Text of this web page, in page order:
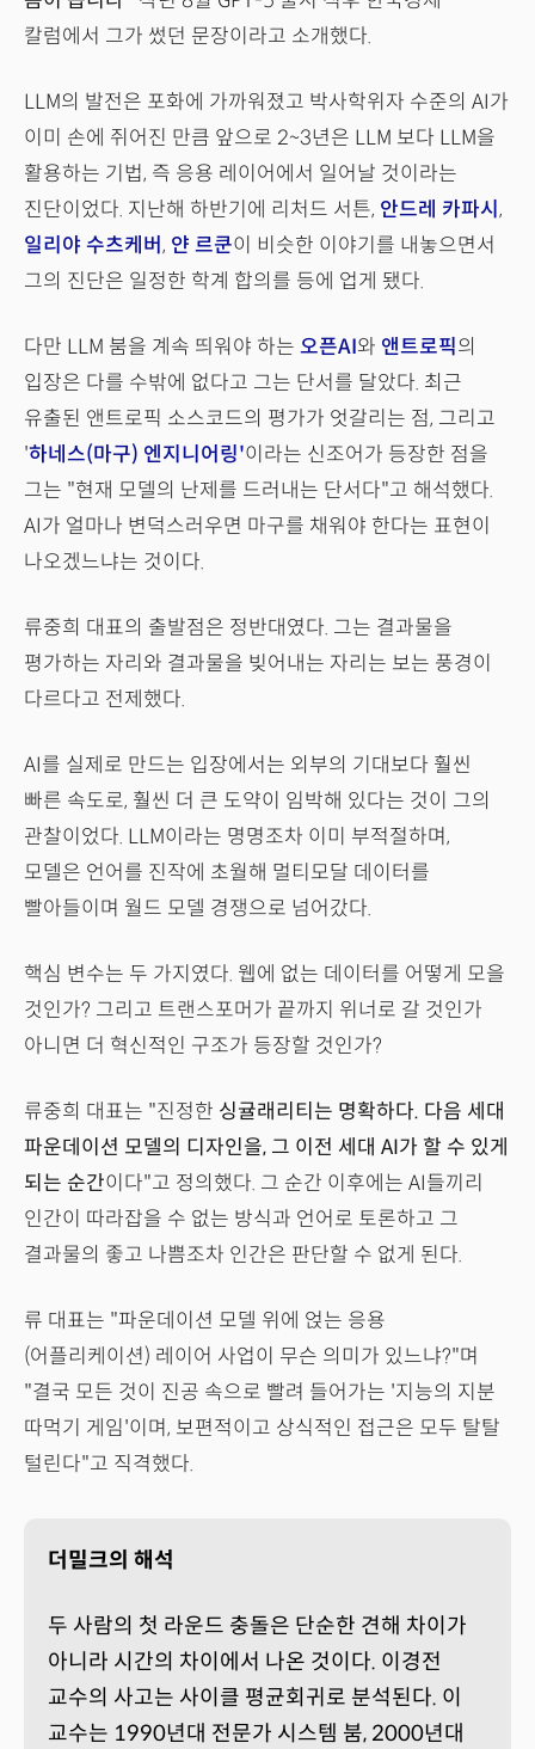
칼럼에서 그가 썼던 문장이라고 소개했다.
LLM의 발전은 포화에 가까워졌고 박사학위자 수준의 AI가
이미 손에 쥐어진 만큼 앞으로 2~3년은 LLM 보다 LLM을
활용하는 기법, 즉 응용 레이어에서 일어날 것이라는
진단이었다. 지난해 하반기에 리처드 서튼, 안드레 카파시 ,
일리야 수츠케버, 얀 르쿤이 비슷한 이야기를 내놓으면서
그의 진단은 일정한 학계 합의를 등에 업게 됐다.
다만 LLM 붐을 계속 띄워야 하는 오픈AI와 앤트로픽의
입장은 다를 수밖에 없다고 그는 단서를 달았다. 최근
유출된 앤트로픽 소스코드의 평가가 엇갈리는 점, 그리고
'하네스(마구) 엔지니어링'이라는 신조어가 등장한 점을
그는 "현재 모델의 난제를 드러내는 단서다"고 해석했다.
AI가 얼마나 변덕스러우면 마구를 채워야 한다는 표현이
나오겠느냐는 것이다.
류중희 대표의 출발점은 정반대였다. 그는 결과물을
평가하는 자리와 결과물을 빚어내는 자리는 보는 풍경이
다르다고 전제했다.
AI를 실제로 만드는 입장에서는 외부의 기대보다 훨씬
빠른 속도로, 훨씬 더 큰 도약이 임박해 있다는 것이 그의
관찰이었다. LLM이라는 명명조차 이미 부적절하며,
모델은 언어를 진작에 초월해 멀티모달 데이터를
빨아들이며 월드 모델 경쟁으로 넘어갔다.
핵심 변수는 두 가지였다. 웹에 없는 데이터를 어떻게 모을
것인가? 그리고 트랜스포머가 끝까지 위너로 갈 것인가
아니면 더 혁신적인 구조가 등장할 것인가?
류중희 대표는 "진정한 싱귤래리티는 명확하다. 다음 세대
파운데이션 모델의 디자인을, 그 이전 세대 AI가 할 수 있게
되는 순간이다"고 정의했다. 그 순간 이후에는 AI들끼리
인간이 따라잡을 수 없는 방식과 언어로 토론하고 그
결과물의 좋고 나쁨조차 인간은 판단할 수 없게 된다.
류 대표는 "파운데이션 모델 위에 얹는 응용
(어플리케이션) 레이어 사업이 무슨 의미가 있느냐?"며
"결국 모든 것이 진공 속으로 빨려 들어가는 '지능의 지분
따먹기 게임'이며, 보편적이고 상식적인 접근은 모두 탈탈
털린다"고 직격했다.
더밀크의 해석
두 사람의 첫 라운드 충돌은 단순한 견해 차이가
아니라 시간의 차이에서 나온 것이다. 이경전
교수의 사고는 사이클 평균회귀로 분석된다. 이
교수는 1990년대 전문가 시스템 붐, 2000년대